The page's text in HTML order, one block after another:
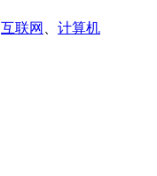
互联网 计算机